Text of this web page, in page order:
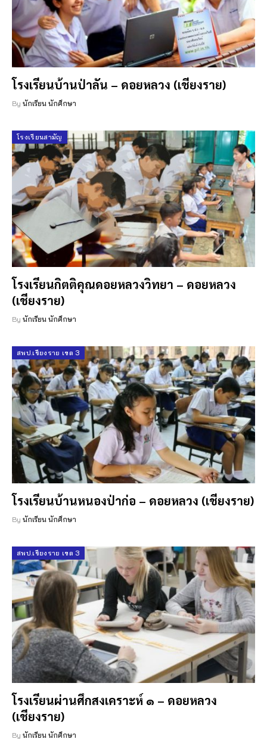
โรงเรียนบ้านป่าลัน – ดอยหลวง (เชียงราย)
By นักเรียน นักศึกษา
โรงเรียนสามัญ
โรงเรียนกิตติคุณดอยหลวงวิทยา – ดอยหลวง
(เชียงราย)
By นักเรียน นักศึกษา
สพป.เชียงราย เขต 3
โรงเรียนบ้านหนองป่าก่อ – ดอยหลวง (เชียงราย)
By นักเรียน นักศึกษา
สพป.เชียงราย เขต 3
โรงเรียนผ่านศึกสงเคราะห์ ๑ – ดอยหลวง
(เชียงราย)
By นักเรียน นักศึกษา